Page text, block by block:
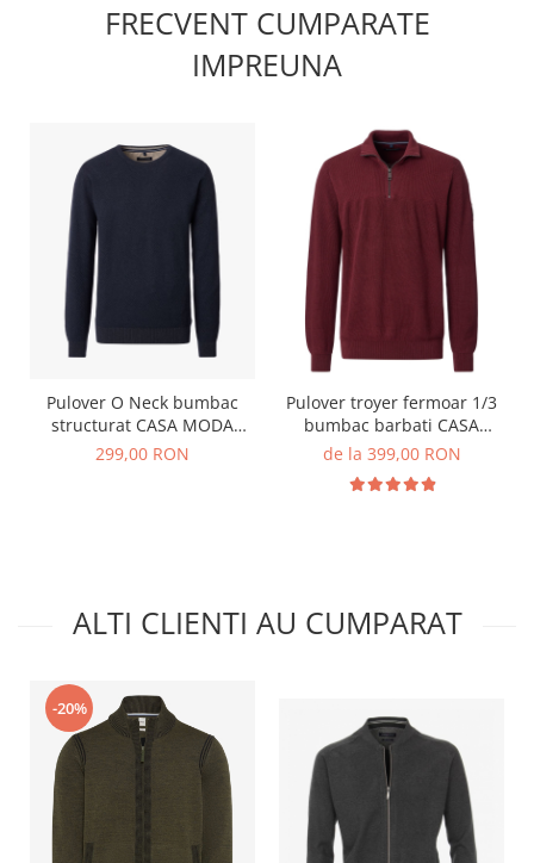
FRECVENT CUMPARATE
IMPREUNA
Pulover O Neck bumbac
structurat CASA MODA
bleumarin
299,00 RON
Pulover troyer fermoar 1/3
bumbac barbati CASA
MODA visiniu
de la 399,00 RON
ALTI CLIENTI AU CUMPARAT
-20%